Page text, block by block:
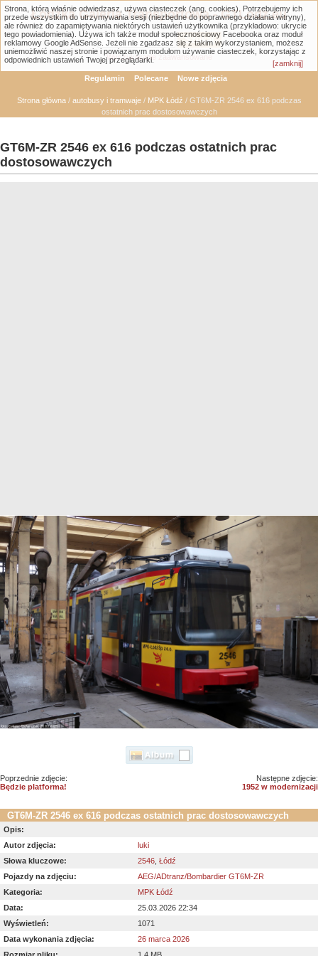
Łódzka Galeria Transportowa - GTLodz.eu
Wyszukiwanie zaawansowane
Regulamin Polecane Nowe zdjęcia
Strona główna/ autobusy i tramwaje/ MPK Łódź / GT6M-ZR 2546 ex 616 podczas
ostatnich prac dostosowawczych
GT6M-ZR 2546 ex 616 podczas ostatnich prac
dostosowawczych
Poprzednie zdjęcie:
Będzie platforma!
Następne zdjęcie:
1952 w modernizacji
GT6M-ZR 2546 ex 616 podczas ostatnich prac dostosowawczych
Opis:
Autor zdjęcia:
luki
Słowa kluczowe:
2546 Łódź
Pojazdy na zdjęciu:
AEG/ADtranz/Bombardier GT6M-ZR
Kategoria:
MPK Łódź
Data:
25.03.2026 22:34
Wyświetleń:
1071
Data wykonania zdjęcia:
26 marca 2026
Strona, którą właśnie odwiedzasz, używa ciasteczek (ang. cookies). Potrzebujemy ich
przede wszystkim do utrzymywania sesji (niezbędne do poprawnego działania witryny),
ale również do zapamiętywania niektórych ustawień użytkownika (przykładowo: ukrycie
tego powiadomienia). Używa ich także moduł społecznościowy Facebooka oraz moduł
reklamowy Google AdSense. Jeżeli nie zgadzasz się z takim wykorzystaniem, możesz
uniemożliwić naszej stronie i powiązanym modułom używanie ciasteczek, korzystając z
odpowiednich ustawień Twojej przeglądarki.
[zamknij]